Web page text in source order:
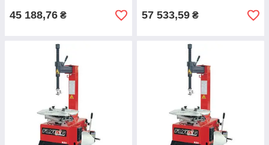
45 188,76 ₴ 57 533,59 ₴